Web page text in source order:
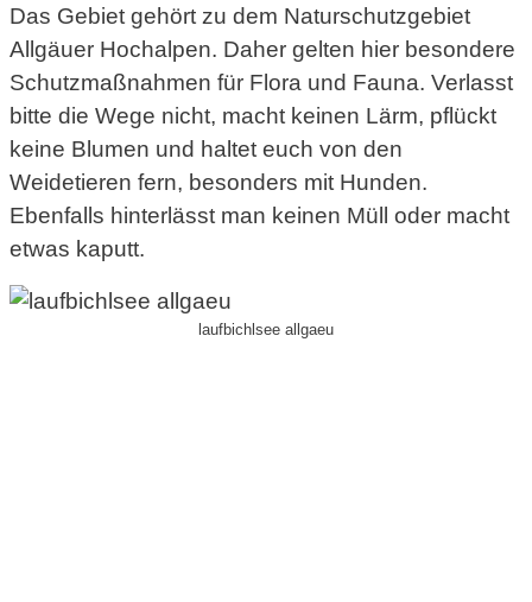
Das Gebiet gehört zu dem Naturschutzgebiet
Allgäuer Hochalpen. Daher gelten hier besondere
Schutzmaßnahmen für Flora und Fauna. Verlasst
bitte die Wege nicht, macht keinen Lärm, pflückt
keine Blumen und haltet euch von den
Weidetieren fern, besonders mit Hunden.
Ebenfalls hinterlässt man keinen Müll oder macht
etwas kaputt.
laufbichlsee allgaeu